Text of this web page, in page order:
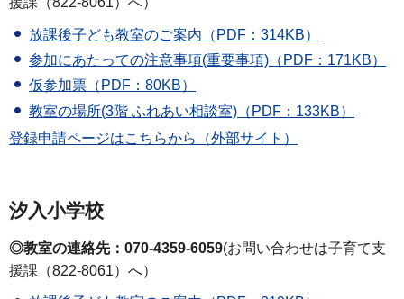
放課後子ども教室のご案内（PDF：314KB）
参加にあたっての注意事項(重要事項)（PDF：171KB）
仮参加票（PDF：80KB）
教室の場所(3階 ふれあい相談室)（PDF：133KB）
登録申請ページはこちらから（外部サイト）
汐入小学校
◎教室の連絡先：070-4359-6059(お問い合わせは子育て支
援課（822-8061）へ）